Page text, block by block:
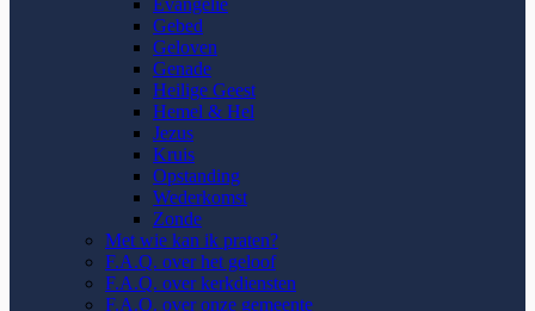
Evangelie
Gebed
Geloven
Genade
Heilige Geest
Hemel & Hel
Jezus
Kruis
Opstanding
Wederkomst
Zonde
Met wie kan ik praten?
F.A.Q. over het geloof
F.A.Q. over kerkdiensten
F.A.Q. over onze gemeente